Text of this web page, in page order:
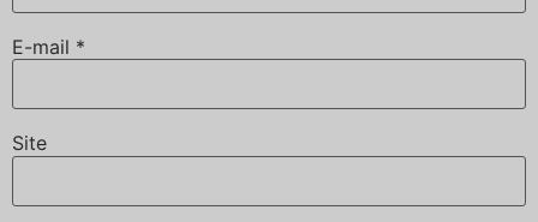
E-mail *
Site